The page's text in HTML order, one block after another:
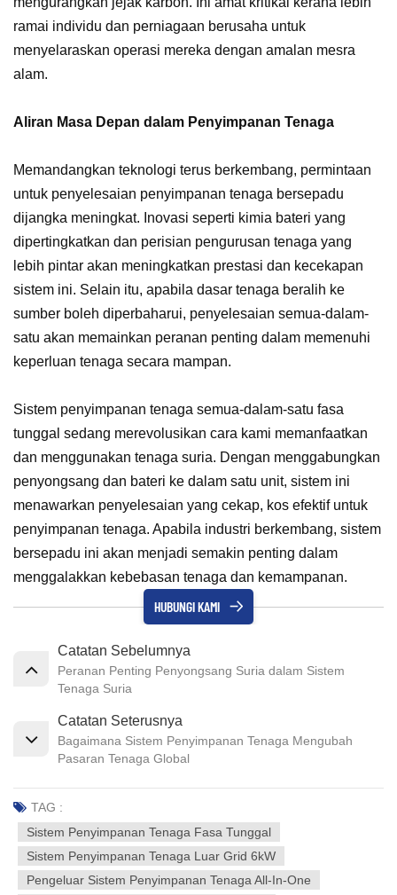
ramai individu dan perniagaan berusaha untuk
menyelaraskan operasi mereka dengan amalan mesra
alam.
Aliran Masa Depan dalam Penyimpanan Tenaga
Memandangkan teknologi terus berkembang, permintaan
untuk penyelesaian penyimpanan tenaga bersepadu
dijangka meningkat. Inovasi seperti kimia bateri yang
dipertingkatkan dan perisian pengurusan tenaga yang
lebih pintar akan meningkatkan prestasi dan kecekapan
sistem ini. Selain itu, apabila dasar tenaga beralih ke
sumber boleh diperbaharui, penyelesaian semua-dalam-
satu akan memainkan peranan penting dalam memenuhi
keperluan tenaga secara mampan.
Sistem penyimpanan tenaga semua-dalam-satu fasa
tunggal sedang merevolusikan cara kami memanfaatkan
dan menggunakan tenaga suria. Dengan menggabungkan
penyongsang dan bateri ke dalam satu unit, sistem ini
menawarkan penyelesaian yang cekap, kos efektif untuk
penyimpanan tenaga. Apabila industri berkembang, sistem
bersepadu ini akan menjadi semakin penting dalam
menggalakkan kebebasan tenaga dan kemampanan.
HUBUNGI KAMI
Catatan Sebelumnya
Peranan Penting Penyongsang Suria dalam Sistem
Tenaga Suria
Catatan Seterusnya
Bagaimana Sistem Penyimpanan Tenaga Mengubah
Pasaran Tenaga Global
TAG :
Sistem Penyimpanan Tenaga Fasa Tunggal
Sistem Penyimpanan Tenaga Luar Grid 6kW
Pengeluar Sistem Penyimpanan Tenaga All-In-One